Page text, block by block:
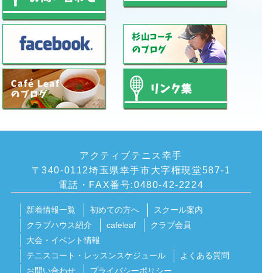
アクティブテニス幸手
〒340-0112埼玉県幸手市大字権現堂587-1
電話・FAX番号:0480-42-2224
新着情報一覧 初めての方へ
スクール案内
クラブハウス紹介
cafeleaf
クラブ会員
大会・イベント情報
テニスコート・レッスンスケジュール
よくある質問
お問い合わせ
プライバシーポリシー